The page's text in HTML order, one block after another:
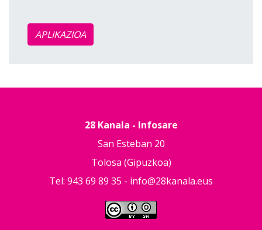
APLIKAZIOA
28 Kanala - Infosare
San Esteban 20
Tolosa (Gipuzkoa)
Tel: 943 69 89 35 - info@28kanala.eus